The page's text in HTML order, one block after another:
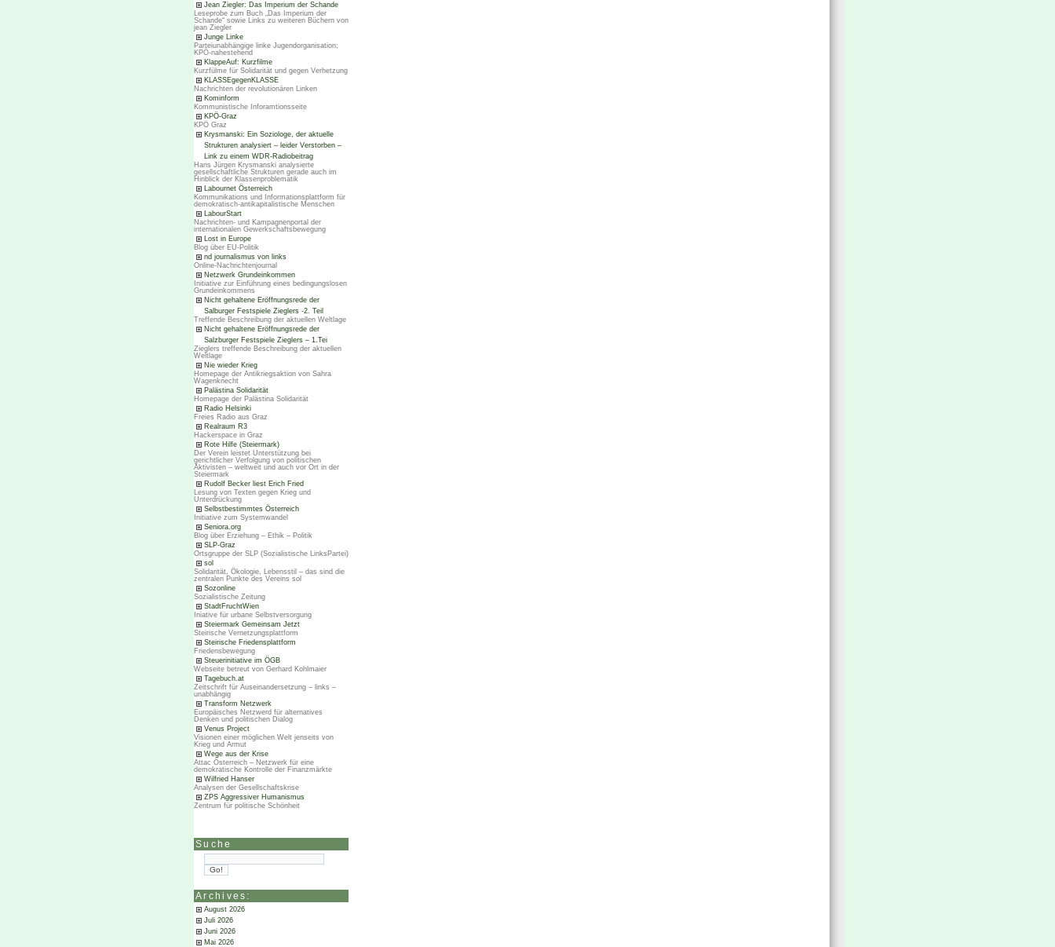
Jean Ziegler: Das Imperium der Schande
Leseprobe zum Buch „Das Imperium der
Schande“ sowie Links zu weiteren Büchern von
jean Ziegler
Junge Linke
Parteiunabhängige linke Jugendorganisation;
KPÖ-nahestehend
KlappeAuf: Kurzfilme
Kurzfülme für Solidarität und gegen Verhetzung
KLASSEgegenKLASSE
Nachrichten der revolutionären Linken
Kominform
Kommunistische Inforamtionsseite
KPÖ-Graz
KPÖ Graz
Krysmanski: Ein Soziologe, der aktuelle
Strukturen analysiert – leider Verstorben –
Link zu einem WDR-Radiobeitrag
Hans Jürgen Krysmanski analysierte
gesellschaftliche Strukturen gerade auch im
Hinblick der Klassenproblematik
Labournet Österreich
Kommunikations und Informationsplattform für
demokratisch-antikapitalistische Menschen
LabourStart
Nachrichten- und Kampagnenportal der
internationalen Gewerkschaftsbewegung
Lost in Europe
Blog über EU-Politik
nd journalismus von links
Online-Nachrichtenjournal
Netzwerk Grundeinkommen
Initiative zur Einführung eines bedingungslosen
Grundeinkommens
Nicht gehaltene Eröffnungsrede der
Salburger Festspiele Zieglers -2. Teil
Treffende Beschreibung der aktuellen Weltlage
Nicht gehaltene Eröffnungsrede der
Salzburger Festspiele Zieglers – 1.Tei
Zieglers treffende Beschreibung der aktuellen
Weltlage
Nie wieder Krieg
Homepage der Antikriegsaktion von Sahra
Wagenknecht
Palästina Solidarität
Homepage der Palästina Solidarität
Radio Helsinki
Freies Radio aus Graz
Realraum R3
Hackerspace in Graz
Rote Hilfe (Steiermark)
Der Verein leistet Unterstützung bei
gerichtlicher Verfolgung von politischen
Aktivisten – weltweit und auch vor Ort in der
Steiermark
Rudolf Becker liest Erich Fried
Lesung von Texten gegen Krieg und
Unterdrückung
Selbstbestimmtes Österreich
Initiative zum Systemwandel
Seniora.org
Blog über Erziehung – Ethik – Politik
SLP-Graz
Ortsgruppe der SLP (Sozialistische LinksPartei)
sol
Solidarität, Ökologie, Lebensstil – das sind die
zentralen Punkte des Vereins sol
Sozonline
Sozialistische Zeitung
StadtFruchtWien
Iniative für urbane Selbstversorgung
Steiermark Gemeinsam Jetzt
Steirische Vernetzungsplattform
Steirische Friedensplattform
Friedensbewegung
Steuerinitiative im ÖGB
Webseite betreut von Gerhard Kohlmaier
Tagebuch.at
Zeitschrift für Auseinandersetzung – links –
unabhängig
Transform Netzwerk
Europäisches Netzwerd für alternatives
Denken und politischen Dialog
Venus Project
Visionen einer möglichen Welt jenseits von
Krieg und Armut
Wege aus der Krise
Attac Österreich – Netzwerk für eine
demokratische Kontrolle der Finanzmärkte
Wilfried Hanser
Analysen der Gesellschaftskrise
ZPS Aggressiver Humanismus
Zentrum für politische Schönheit
Suche
Archives:
August 2026
Juli 2026
Juni 2026
Mai 2026